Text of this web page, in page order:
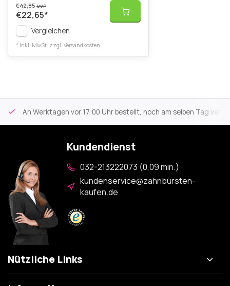
€42,85UVP
€22,65*
Vergleichen
* Inkl. MwSt. zzgl. Versandkosten
An Werktagen vor 17:00 Uhr bestellt, noch am selben Tag
Kundendienst
032-213222073 (0,09 min.)
kundenservice@zahnbürsten-
kaufen.de
Nützliche Links